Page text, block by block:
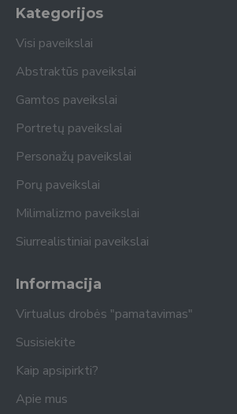
Kategorijos
Visi paveikslai
Abstraktūs paveikslai
Gamtos paveikslai
Portretų paveikslai
Personažų paveikslai
Porų paveikslai
Milimalizmo paveikslai
Siurrealistiniai paveikslai
Informacija
Virtualus drobės "pamatavimas"
Susisiekite
Kaip apsipirkti?
Apie mus